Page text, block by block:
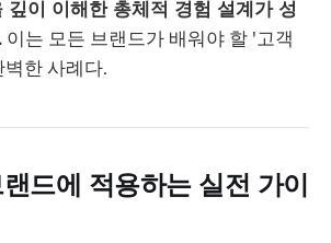
깊이 이해한 총체적 경험 설계가 성
이는 모든 브랜드가 배워야 할 '고객
한 사례다.
드에 적용하는 실전 가이